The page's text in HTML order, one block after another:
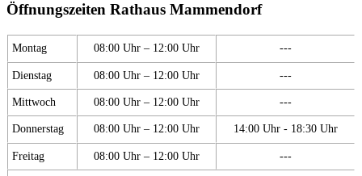
Öffnungszeiten Rathaus Mammendorf
Montag 08:00 Uhr – 12:00 Uhr ---
Dienstag 08:00 Uhr – 12:00 Uhr ---
Mittwoch 08:00 Uhr – 12:00 Uhr ---
Donnerstag 08:00 Uhr – 12:00 Uhr 14:00 Uhr - 18:30 Uhr
Freitag 08:00 Uhr – 12:00 Uhr ---